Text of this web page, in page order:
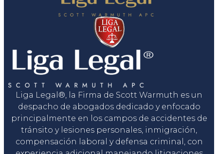
Liga Legal®, la Firma de Scott Warmuth es un
despacho de abogados dedicado y enfocado
principalmente en los campos de accidentes de
tránsito y lesiones personales, inmigración,
compensación laboral y defensa criminal, con